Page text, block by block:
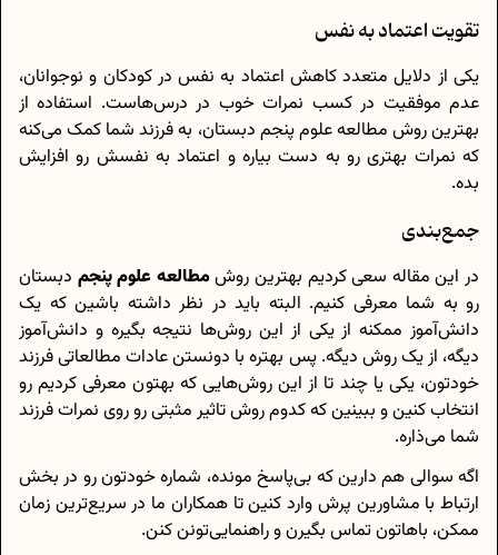
تقویت اعتماد به نفس
یکی از دلایل متعدد کاهش اعتماد به نفس در کودکان و نوجوانان،
عدم موفقیت در کسب نمرات خوب در درس‌هاست. استفاده از
بهترین روش مطالعه علوم پنجم دبستان، به فرزند شما کمک می‌کنه
که نمرات بهتری رو به‌ دست بیاره و اعتماد به نفسش رو افزایش
بده.
جمع‌بندی
در این مقاله سعی کردیم بهترین روشمطالعه علوم پنجم دبستان
رو به شما معرفی کنیم. البته باید در نظر داشته باشین که یک
دانش‌آموز ممکنه از یکی از این روش‌ها نتیجه بگیره و دانش‌آموز
دیگه، از یک روش دیگه. پس بهتره با دونستن عادات مطالعاتی فرزند
خودتون، یکی یا چند تا از این روش‌هایی که بهتون معرفی کردیم رو
انتخاب کنین و ببینین که کدوم روش تاثیر مثبتی رو روی نمرات فرزند
شما می‌ذاره.
اگه سوالی هم دارین که بی‌پاسخ مونده، شماره خودتون رو در بخش
ارتباط با مشاورین پرش وارد کنین تا همکاران ما در سریع‌ترین زمان
ممکن، باهاتون تماس بگیرن و راهنمایی‌تونن کنن.